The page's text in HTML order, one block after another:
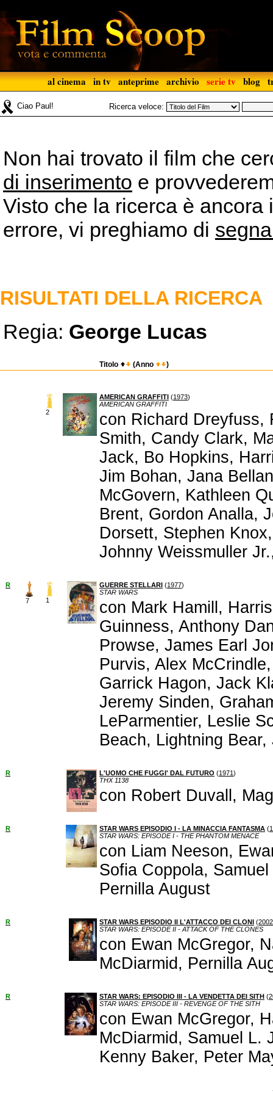
al cinema in tv anteprime archivio serie tv blog
Ciao Paul! Ricerca veloce:
Non hai trovato il film che
di inserimento e
Visto che la ricerca è
errore, vi preghiamo di
RISULTATI DELLA RICERCA
Regia: George Lucas
Titolo (Anno )
2
AMERICAN GRAFFITI (1973)
AMERICAN GRAFFITI
con Richard Dreyfuss,
Smith, Candy Clark,
Jack, Bo Hopkins,
Jim Bohan, Jana
McGovern, Kathleen
Brent, Gordon Analla,
Dorsett, Stephen
Johnny Weissmuller
R
7 1
GUERRE STELLARI (1977)
STAR WARS
con Mark Hamill,
Guinness, Anthony
Prowse, James Earl
Purvis, Alex
Garrick Hagon, Jack
Jeremy Sinden,
LeParmentier, Leslie
Beach, Lightning
R L'UOMO CHE FUGGI' DAL FUTURO (1971)
THX 1138
con Robert Duvall,
R STAR WARS EPISODIO I - LA MINACCIA FANTASMA (
STAR WARS: EPISODE I - THE PHANTOM MENACE
con Liam Neeson,
Sofia Coppola,
Pernilla August
R STAR WARS EPISODIO II L'ATTACCO DEI CLONI (2002
STAR WARS: EPISODE II - ATTACK OF THE CLONES
con Ewan McGregor,
McDiarmid, Pernilla
R STAR WARS: EPISODIO III - LA VENDETTA DEI SITH (
STAR WARS: EPISODE III - REVENGE OF THE SITH
con Ewan McGregor,
McDiarmid, Samuel L.
Kenny Baker, Peter